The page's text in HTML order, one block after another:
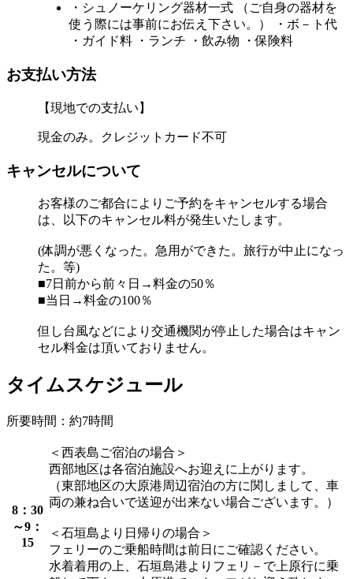
・シュノーケリング器材一式 （ご自身の器材を
使う際には事前にお伝え下さい。） ・ボ－ト代
・ガイド料 ・ランチ ・飲み物 ・保険料
お支払い方法
【現地での支払い】
現金のみ。クレジットカード不可
キャンセルについて
お客様のご都合によりご予約をキャンセルする場合
は、以下のキャンセル料が発生いたします。
(体調が悪くなった。急用ができた。旅行が中止になっ
た。等)
■7日前から前々日→料金の50％
■当日→料金の100％
但し台風などにより交通機関が停止した場合はキャン
セル料金は頂いておりません。
タイムスケジュール
所要時間：約7時間
8：30
～9：
15
＜西表島ご宿泊の場合＞
西部地区は各宿泊施設へお迎えに上がります。
（東部地区の大原港周辺宿泊の方に関しまして、車
両の兼ね合いで送迎が出来ない場合ございます。）
＜石垣島より日帰りの場合＞
フェリーのご乗船時間は前日にご確認ください。
水着着用の上、石垣島港よりフェリ－で上原行に乗